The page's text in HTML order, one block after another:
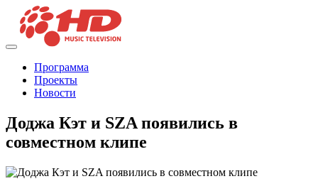
Программа
Проекты
Новости
Доджа Кэт и SZA появились в
совместном клипе